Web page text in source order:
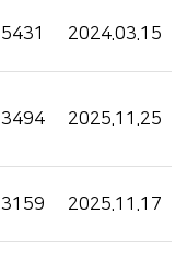
5431 2024.03.15
3494 2025.11.25
3159 2025.11.17